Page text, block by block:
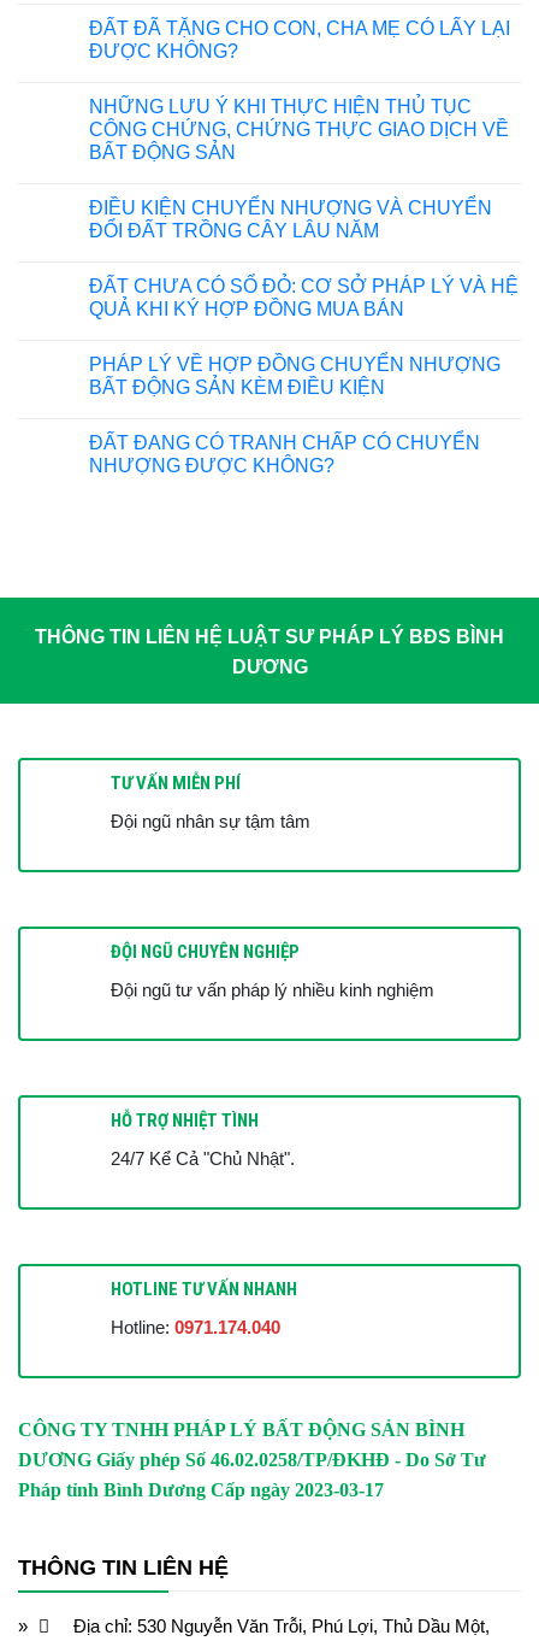
ĐẤT ĐÃ TẶNG CHO CON, CHA MẸ CÓ LẤY LẠI
ĐƯỢC KHÔNG?
NHỮNG LƯU Ý KHI THỰC HIỆN THỦ TỤC
CÔNG CHỨNG, CHỨNG THỰC GIAO DỊCH VỀ
BẤT ĐỘNG SẢN
ĐIỀU KIỆN CHUYỂN NHƯỢNG VÀ CHUYỂN
ĐỔI ĐẤT TRỒNG CÂY LÂU NĂM
ĐẤT CHƯA CÓ SỔ ĐỎ: CƠ SỞ PHÁP LÝ VÀ HỆ
QUẢ KHI KÝ HỢP ĐỒNG MUA BÁN
PHÁP LÝ VỀ HỢP ĐỒNG CHUYỂN NHƯỢNG
BẤT ĐỘNG SẢN KÈM ĐIỀU KIỆN
ĐẤT ĐANG CÓ TRANH CHẤP CÓ CHUYỂN
NHƯỢNG ĐƯỢC KHÔNG?
THÔNG TIN LIÊN HỆ LUẬT SƯ PHÁP LÝ BĐS BÌNH
DƯƠNG
TƯ VẤN MIỄN PHÍ
Đội ngũ nhân sự tậm tâm
ĐỘI NGŨ CHUYÊN NGHIỆP
Đội ngũ tư vấn pháp lý nhiều kinh nghiệm
HỖ TRỢ NHIỆT TÌNH
24/7 Kể Cả "Chủ Nhật".
HOTLINE TƯ VẤN NHANH
Hotline: 0971.174.040
CÔNG TY TNHH PHÁP LÝ BẤT ĐỘNG SẢN BÌNH
DƯƠNG Giấy phép Số 46.02.0258/TP/ĐKHĐ - Do Sở Tư
Pháp tỉnh Bình Dương Cấp ngày 2023-03-17
THÔNG TIN LIÊN HỆ
Địa chỉ: 530 Nguyễn Văn Trỗi, Phú Lợi, Thủ Dầu Một,